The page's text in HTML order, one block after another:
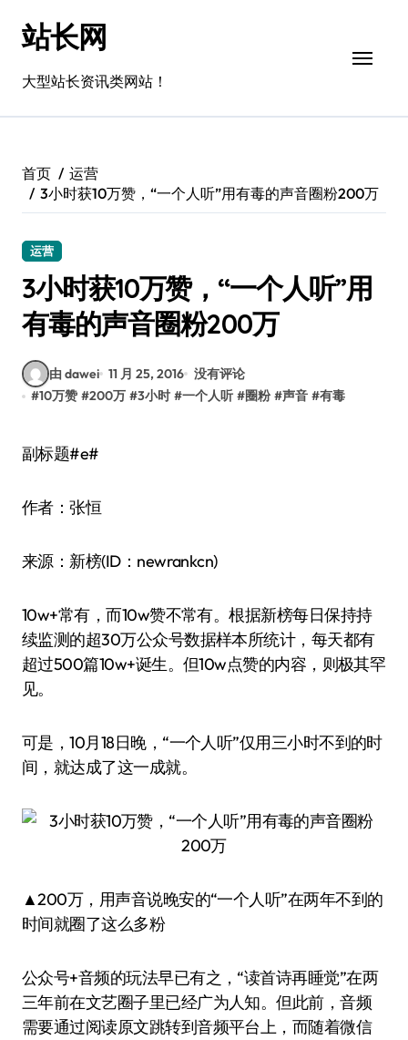
站长网
大型站长资讯类网站！
首页
运营
3小时获10万赞，“一个人听”用有毒的声音圈粉200万
运营
3小时获10万赞，“一个人听”用
有毒的声音圈粉200万
由 dawei 11 月 25, 2016 没有评论
#10万赞 #200万 #3小时 #一个人听 #圈粉 #声音 #有毒
副标题#e#
作者：张恒
来源：新榜(ID：newrankcn)
10w+常有，而10w赞不常有。根据新榜每日保持持
续监测的超30万公众号数据样本所统计，每天都有
超过500篇10w+诞生。但10w点赞的内容，则极其罕
见。
可是，10月18日晚，“一个人听”仅用三小时不到的时
间，就达成了这一成就。
▲200万，用声音说晚安的“一个人听”在两年不到的
时间就圈了这么多粉
公众号+音频的玩法早已有之，“读首诗再睡觉”在两
三年前在文艺圈子里已经广为人知。但此前，音频
需要通过阅读原文跳转到音频平台上，而随着微信